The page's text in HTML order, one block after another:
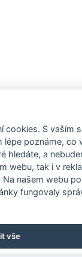
cookies. S vaším
lépe poznáme, co
hledáte, a
webu, tak i v
našem webu
fungovaly
vše